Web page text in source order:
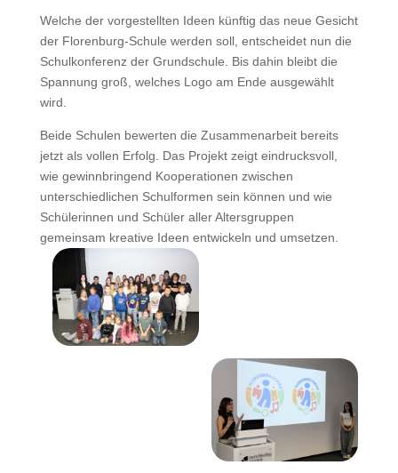
Welche der vorgestellten Ideen künftig das neue Gesicht
der Florenburg-Schule werden soll, entscheidet nun die
Schulkonferenz der Grundschule. Bis dahin bleibt die
Spannung groß, welches Logo am Ende ausgewählt
wird.
Beide Schulen bewerten die Zusammenarbeit bereits
jetzt als vollen Erfolg. Das Projekt zeigt eindrucksvoll,
wie gewinnbringend Kooperationen zwischen
unterschiedlichen Schulformen sein können und wie
Schülerinnen und Schüler aller Altersgruppen
gemeinsam kreative Ideen entwickeln und umsetzen.